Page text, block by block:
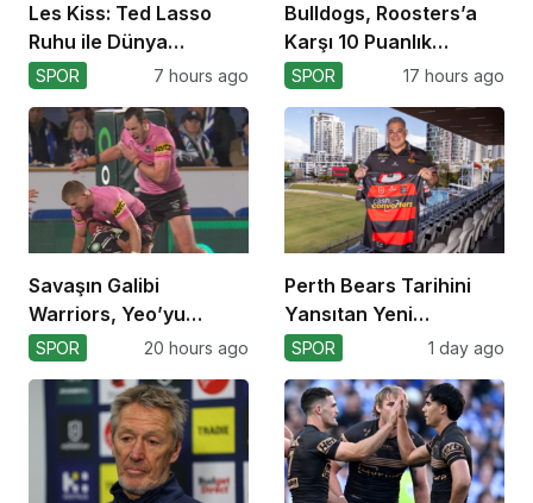
Les Kiss: Ted Lasso
Ruhu ile Dünya
Kupası’na
SPOR 7 hours ago
Bulldogs, Roosters’a
Karşı 10 Puanlık
Avantajı Yitirdi
SPOR 17 hours ago
Savaşın Galibi
Warriors, Yeo’yu
Kaybetti!
SPOR 20 hours ago
Perth Bears Tarihini
Yansıtan Yeni
Formasını Tanıttı
SPOR 1 day ago